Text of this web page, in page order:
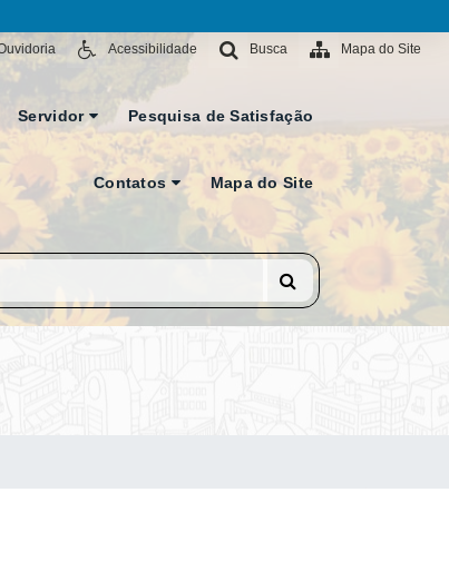
Mapa do Site
Busca
Acessibilidade
Servidor Pesquisa de Satisfação
Contatos Mapa do Site